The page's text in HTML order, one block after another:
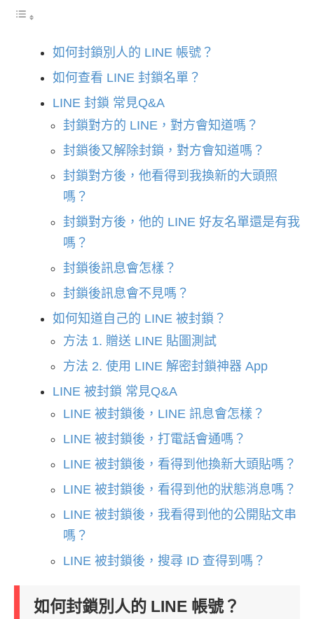
如何封鎖別人的 LINE 帳號？
如何查看 LINE 封鎖名單？
LINE 封鎖 常見Q&A
封鎖對方的 LINE，對方會知道嗎？
封鎖後又解除封鎖，對方會知道嗎？
封鎖對方後，他看得到我換新的大頭照
嗎？
封鎖對方後，他的 LINE 好友名單還是有我
嗎？
封鎖後訊息會怎樣？
封鎖後訊息會不見嗎？
如何知道自己的 LINE 被封鎖？
方法 1. 贈送 LINE 貼圖測試
方法 2. 使用 LINE 解密封鎖神器 App
LINE 被封鎖 常見Q&A
LINE 被封鎖後，LINE 訊息會怎樣？
LINE 被封鎖後，打電話會通嗎？
LINE 被封鎖後，看得到他換新大頭貼嗎？
LINE 被封鎖後，看得到他的狀態消息嗎？
LINE 被封鎖後，我看得到他的公開貼文串
嗎？
LINE 被封鎖後，搜尋 ID 查得到嗎？
如何封鎖別人的 LINE 帳號？